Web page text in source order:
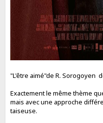
"L'être aimé"de R. Sorogoyen
Exactement le même thème
mais avec une approche
taiseuse.